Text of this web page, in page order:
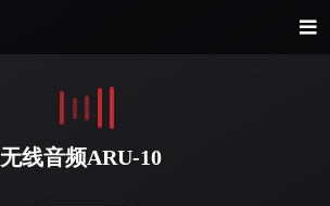
无线音频ARU-10